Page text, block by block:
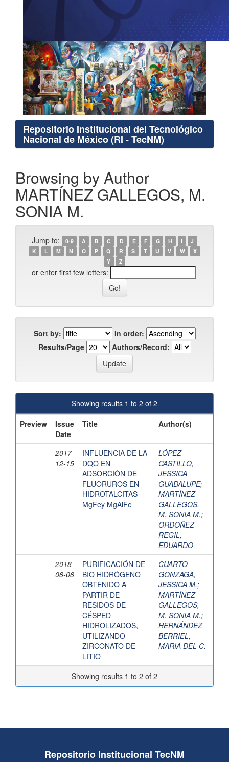
Repositorio Institucional del Tecnológico
Nacional de México (RI - TecNM)
Browsing by Author
MARTÍNEZ GALLEGOS, M.
SONIA M.
Jump to: 0-9 A B C D E F G H I
J
K
L M N O P Q R S T U V W
X
Y
Z
or enter first few letters:
Sort by:
In order:
Results/Page
Authors/Record:
Showing results 1 to 2 of 2
Preview
Issue
Date
Title Author(s)
2017-
12-15
INFLUENCIA DE LA
DQO EN
ADSORCIÓN DE
FLUORUROS EN
HIDROTALCITAS
MgFey MgAlFe
LÓPEZ
CASTILLO,
JESSICA
GUADALUPE;
MARTÍNEZ
GALLEGOS,
M. SONIA M.;
ORDOÑEZ
REGIL,
EDUARDO
2018-
08-08
PURIFICACIÓN DE
BIO HIDRÓGENO
OBTENIDO A
PARTIR DE
RESIDOS DE
CÉSPED
HIDROLIZADOS,
UTILIZANDO
ZIRCONATO DE
LITIO
CUARTO
GONZAGA,
JESSICA M.;
MARTÍNEZ
GALLEGOS,
M. SONIA M.;
HERNÁNDEZ
BERRIEL,
MARIA DEL C.
Showing results 1 to 2 of 2
Repositorio Institucional TecNM